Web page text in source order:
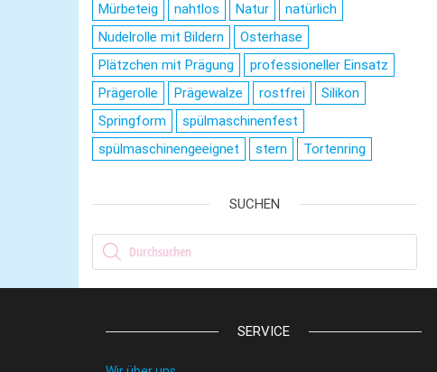
Mürbeteig
nahtlos Natur
natürlich
Nudelrolle mit Bildern
Osterhase
Plätzchen mit Prägung
professioneller Einsatz
Prägerolle
Prägewalze rostfrei
Silikon
Springform
spülmaschinenfest
spülmaschinengeeignet
stern Tortenring
SUCHEN
Products search
SERVICE